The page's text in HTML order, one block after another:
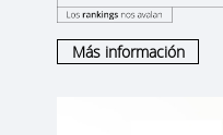
Más información